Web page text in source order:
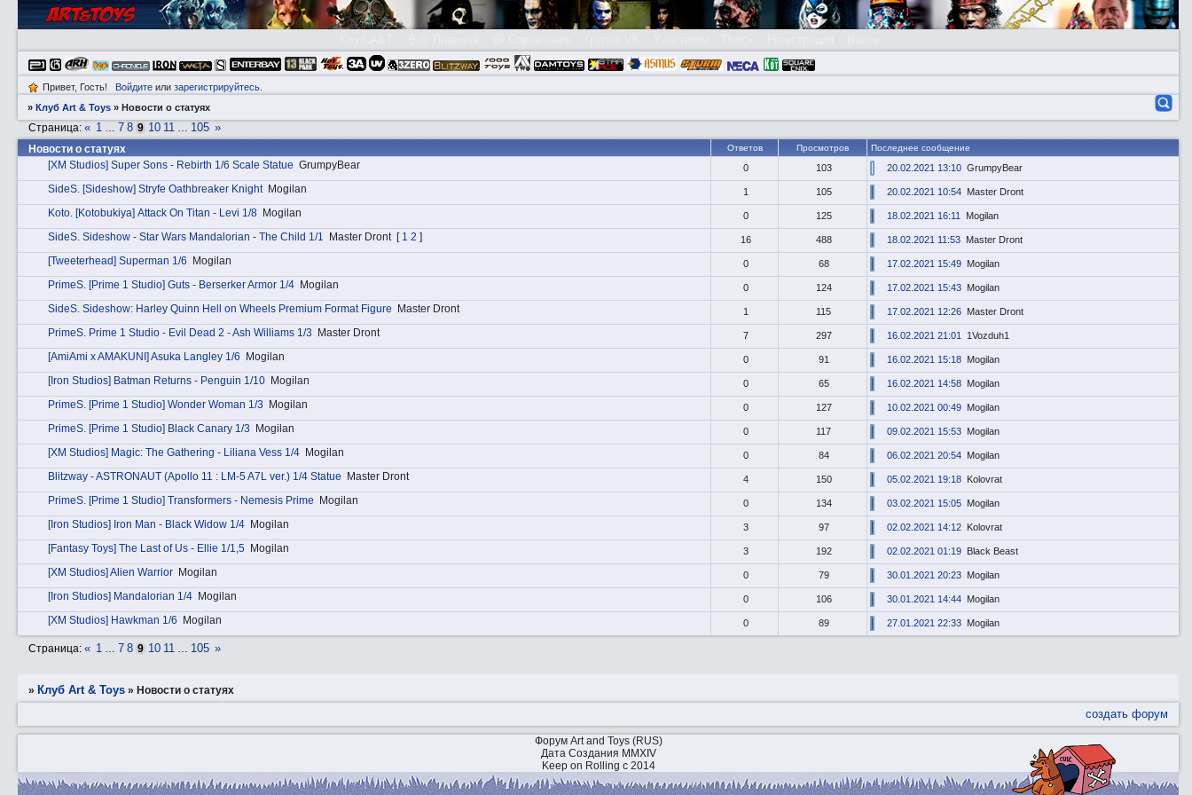
Привет, Гость! Войдитеили зарегистрируйтесь.
»Клуб Art & Toys »Новости о статуях
Новости о статуях
Страница:« 1 … 7 8 9 10 11 … 105 »
Ответов Просмотров Последнее сообщение
[XM Studios] Super Sons - Rebirth 1/6 Scale Statue GrumpyBear 0 103 20.02.2021 13:10 GrumpyBear
SidеS. [Sideshow] Stryfe Oathbreaker Knight Mogilan 1 105 20.02.2021 10:54 Master Dront
Kotо. [Kotobukiya] Attack On Titan - Levi 1/8 Mogilan 0 125 18.02.2021 16:11 Mogilan
SidеS. Sideshow - Star Wars Mandalorian - The Child 1/1 Master Dront [ 1 2 ] 16 488 18.02.2021 11:53 Master Dront
[Tweeterhead] Superman 1/6 Mogilan 0 68 17.02.2021 15:49 Mogilan
PrimеS. [Prime 1 Studio] Guts - Berserker Armor 1/4 Mogilan 0 124 17.02.2021 15:43 Mogilan
SidеS. Sideshow: Harley Quinn Hell on Wheels Premium Format Figure Master Dront 1 115 17.02.2021 12:26 Master Dront
PrimеS. Prime 1 Studio - Evil Dead 2 - Ash Williams 1/3 Master Dront 7 297 16.02.2021 21:01 1Vozduh1
[AmiAmi x AMAKUNI] Asuka Langley 1/6 Mogilan 0 91 16.02.2021 15:18 Mogilan
[Iron Studios] Batman Returns - Penguin 1/10 Mogilan 0 65 16.02.2021 14:58 Mogilan
PrimеS. [Prime 1 Studio] Wonder Woman 1/3 Mogilan 0 127 10.02.2021 00:49 Mogilan
PrimеS. [Prime 1 Studio] Black Canary 1/3 Mogilan 0 117 09.02.2021 15:53 Mogilan
[XM Studios] Magic: The Gathering - Liliana Vess 1/4 Mogilan 0 84 06.02.2021 20:54 Mogilan
Blitzway - ASTRONAUT (Apollo 11 : LM-5 A7L ver.) 1/4 Statue Master Dront 4 150 05.02.2021 19:18 Kolovrat
PrimеS. [Prime 1 Studio] Transformers - Nemesis Prime Mogilan 0 134 03.02.2021 15:05 Mogilan
[Iron Studios] Iron Man - Black Widow 1/4 Mogilan 3 97 02.02.2021 14:12 Kolovrat
[Fantasy Toys] The Last of Us - Ellie 1/1,5 Mogilan 3 192 02.02.2021 01:19 Black Beast
[XM Studios] Alien Warrior Mogilan 0 79 30.01.2021 20:23 Mogilan
[Iron Studios] Mandalorian 1/4 Mogilan 0 106 30.01.2021 14:44 Mogilan
[XM Studios] Hawkman 1/6 Mogilan 0 89 27.01.2021 22:33 Mogilan
Страница:« 1 … 7 8 9 10 11 … 105 »
» Клуб Art & Toys »Новости о статуях
создать форум
Форум Art and Toys (RUS)
Дата Создания MMXIV
Keep on Rolling с 2014